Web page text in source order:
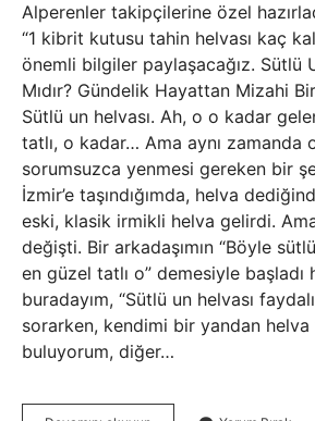
Alperenler takipçilerine özel
“1 kibrit kutusu tahin helvası kaç
önemli bilgiler paylaşacağız. Sütlü
Mıdır? Gündelik Hayattan Mizahi
Sütlü un helvası. Ah, o o kadar
tatlı, o kadar… Ama aynı zamanda
sorumsuzca yenmesi gereken bir
İzmir’e taşındığımda, helva
eski, klasik irmikli helva gelirdi.
değişti. Bir arkadaşımın “Böyle
en güzel tatlı o” demesiyle başladı
buradayım, “Sütlü un helvası
sorarken, kendimi bir yandan helva
buluyorum, diğer…